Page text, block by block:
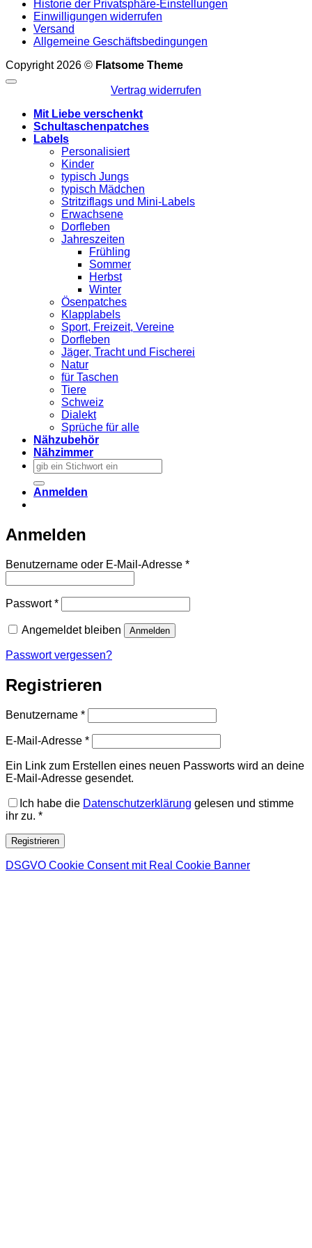
Historie der Privatsphäre-Einstellungen
Einwilligungen widerrufen
Versand
Allgemeine Geschäftsbedingungen
Copyright 2026 © Flatsome Theme
Vertrag widerrufen
Mit Liebe verschenkt
Schultaschenpatches
Labels
Personalisiert
Kinder
typisch Jungs
typisch Mädchen
Stritziflags und Mini-Labels
Erwachsene
Dorfleben
Jahreszeiten
Frühling
Sommer
Herbst
Winter
Ösenpatches
Klapplabels
Sport, Freizeit, Vereine
Dorfleben
Jäger, Tracht und Fischerei
Natur
für Taschen
Tiere
Schweiz
Dialekt
Sprüche für alle
Nähzubehör
Nähzimmer
Suchen
nach:
Anmelden
Anmelden
Benutzername oder E-Mail-Adresse *Erforderlich
Passwort*Erforderlich
Angemeldet bleiben Anmelden
Passwort vergessen?
Registrieren
Benutzername *Erforderlich
E-Mail-Adresse *Erforderlich
Ein Link zum Erstellen eines neuen Passworts wird an deine
E-Mail-Adresse gesendet.
Ich habe die Datenschutzerklärung gelesen und stimme
ihr zu. *
Registrieren
DSGVO Cookie Consent mit Real Cookie Banner